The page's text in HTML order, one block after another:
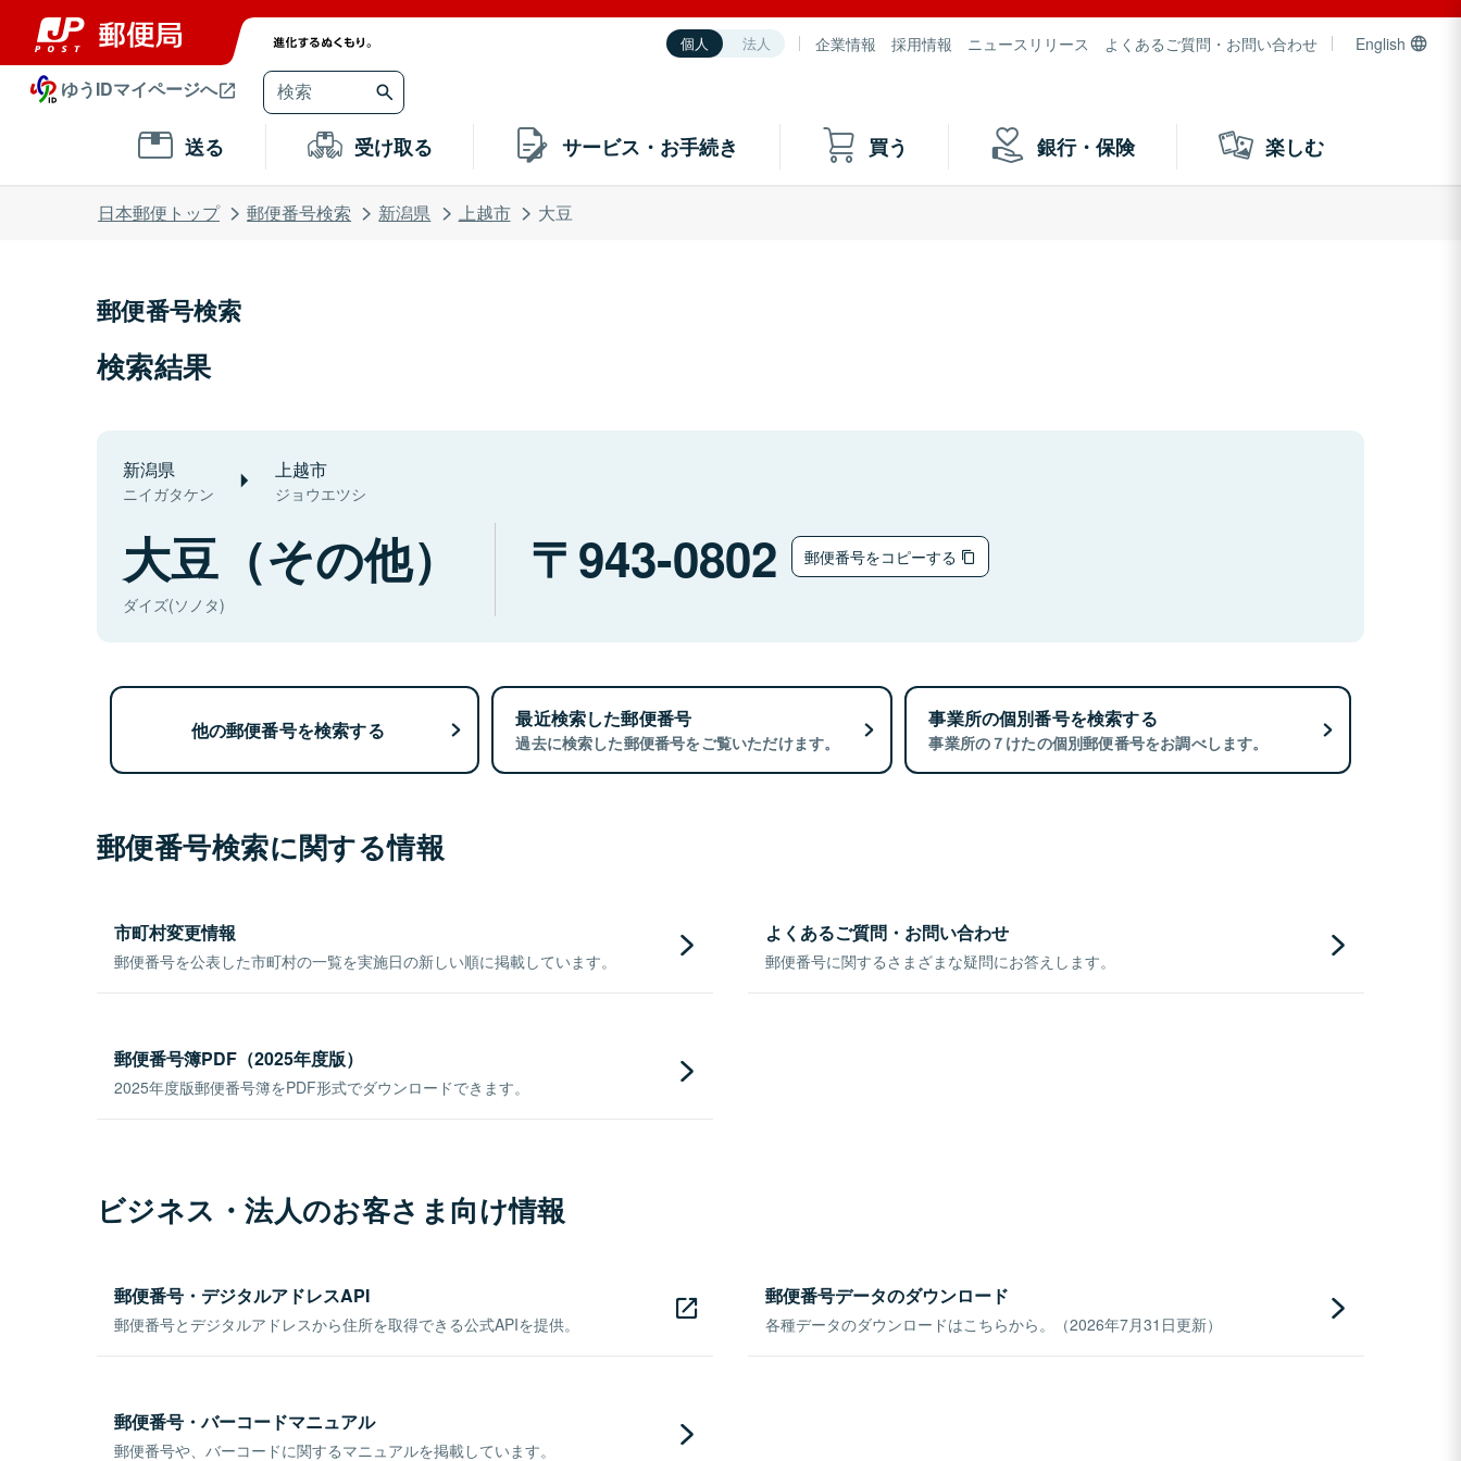
個人 法人 企業情報 採用情報 ニュースリリース よくあるご質問・お問い合わせ English
ゆうIDマイページへ
送る 受け取る サービス・お手続き 買う 銀行・保険 楽しむ
日本郵便トップ 郵便番号検索 新潟県 上越市 大豆
郵便番号検索
検索結果
新潟県
ニイガタケン
上越市
ジョウエツシ
大豆（その他）
ダイズ(ソノタ)
943-0802 郵便番号をコピーする
他の郵便番号を検索する 最近検索した郵便番号
過去に検索した郵便番号をご覧いただけます。
事業所の個別番号を検索する
事業所の７けたの個別郵便番号をお調べします。
郵便番号検索に関する情報
市町村変更情報
郵便番号を公表した市町村の一覧を実施日の新しい順に掲載しています。
よくあるご質問・お問い合わせ
郵便番号に関するさまざまな疑問にお答えします。
郵便番号簿PDF（2025年度版）
2025年度版郵便番号簿をPDF形式でダウンロードできます。
ビジネス・法人のお客さま向け情報
郵便番号・デジタルアドレスAPI
郵便番号とデジタルアドレスから住所を取得できる公式APIを提供。
郵便番号データのダウンロード
各種データのダウンロードはこちらから。（2026年7月31日更新）
郵便番号・バーコードマニュアル
郵便番号や、バーコードに関するマニュアルを掲載しています。